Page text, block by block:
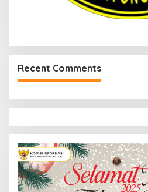
Recent Comments